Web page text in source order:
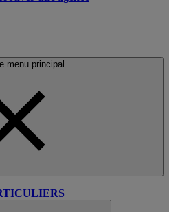
menu principal